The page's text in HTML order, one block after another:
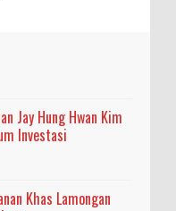
Jay Hung Hwan Kim
Investasi
Khas Lamongan